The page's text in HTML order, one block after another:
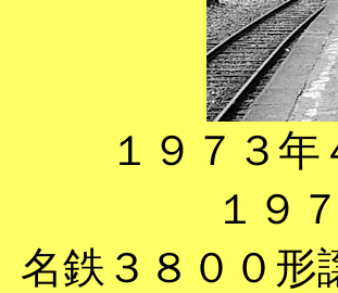
１９７３
１９
名鉄３８００形